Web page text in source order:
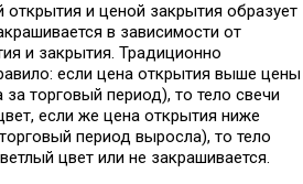
и ценой закрытия образует
в зависимости от
и закрытия. Традиционно
если цена открытия выше цены
за торговый период), то тело свечи
если же цена открытия ниже
период выросла), то тело
цвет или не закрашивается.